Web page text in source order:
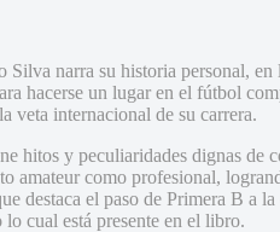
narra su historia personal, en
hacerse un lugar en el fútbol
veta internacional de su carrera.
hitos y peculiaridades dignas de
amateur como profesional,
destaca el paso de Primera B a
cual está presente en el libro.